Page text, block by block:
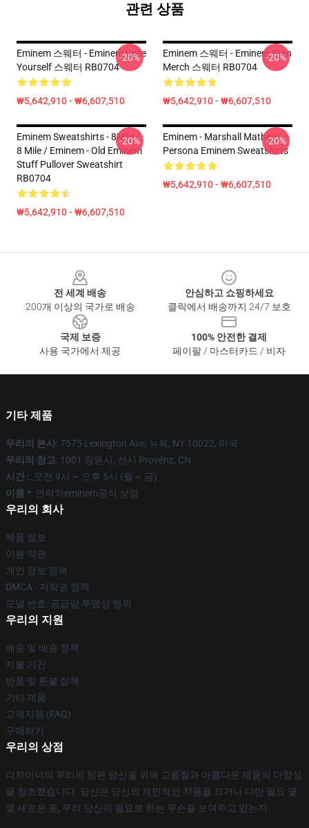
관련 상품
Eminem 스웨터 - Eminem Lose
Yourself 스웨터 RB0704
₩5,642,910 - ₩6,607,510
-20%
Eminem 스웨터 - Eminem Stan
Merch 스웨터 RB0704
₩5,642,910 - ₩6,607,510
-20%
Eminem Sweatshirts - 8Mile /
8 Mile / Eminem - Old Eminem
Stuff Pullover Sweatshirt
RB0704
₩5,642,910 - ₩6,607,510
-20%
Eminem - Marshall Mathers'
Persona Eminem Sweatshirts
₩5,642,910 - ₩6,607,510
-20%
전 세계 배송
200개 이상의 국가로 배송
안심하고 쇼핑하세요
클릭에서 배송까지 24/7 보호
국제 보증
사용 국가에서 제공
100% 안전한 결제
페이팔 / 마스터카드 / 비자
기타 제품
우리의 본사: 7575 Lexington Ave, 뉴욕, NY 10022, 미국
우리의 창고: 1001 창원시, 산시 Provënz, CN
시간 :: 오전 9시 ~ 오후 5시 (월 ~ 금)
이름 *: 연락처eminem공식 상점
우리의 회사
제품 정보
이용 약관
개인 정보 정책
DMCA - 저작권 정책
모델 번호: 공급망 투명성 행위
우리의 지원
배송 및 배송 정책
지불 기간
반품 및 환불 정책
기타 제품
고객지원 (FAQ)
구매하기
우리의 상점
디자이너의 우리의 팀은 당신을 위해 고품질과 아름다운 제품의 다양성
을 창조했습니다. 당신은 당신의 개인적인 작풍을 끄거나 다만 필요 몇
몇 새로운 옷, 우리 당신이 필요로 하는 무슨을 보여주고 있는지.